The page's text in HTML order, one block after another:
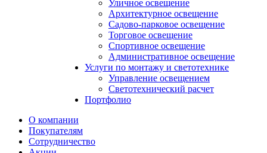
Уличное освещение
Архитектурное освещение
Садово-парковое освещение
Торговое освещение
Спортивное освещение
Административное освещение
Услуги по монтажу и светотехнике
Управление освещением
Светотехнический расчет
Портфолио
О компании
Покупателям
Сотрудничество